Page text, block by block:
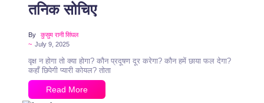
तनिक सोचिए
By
कुसुम रानी सिंघल
~ July 9, 2025
वृक्ष न होगा तो क्या होगा? कौन प्रदूषण दूर करेगा? कौन हमें छाया फल देगा?
कहाँ छिपेगी प्यारी कोयल? तोता
Read More